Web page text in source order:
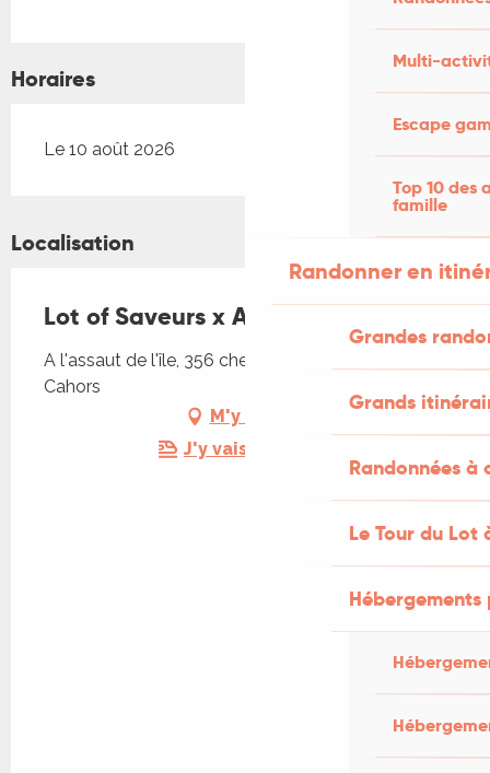
Multi-
Escape
Top 10 des
famille
Randonner en
Grandes
Grands
Randonnées
Le Tour du Lot
Horaires
Le 10 août 2026
Localisation
Lot of Saveurs x A l’assaut de l’île
A l'assaut de l'île, 356 chemin Ludo Rollès, 46000
Cahors
M'y rendre
J'y vais en train !